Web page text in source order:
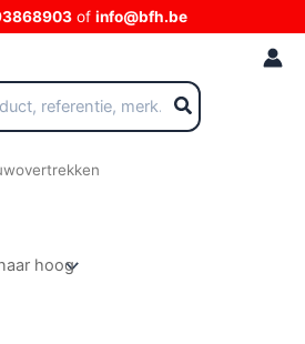
of info@bfh.be